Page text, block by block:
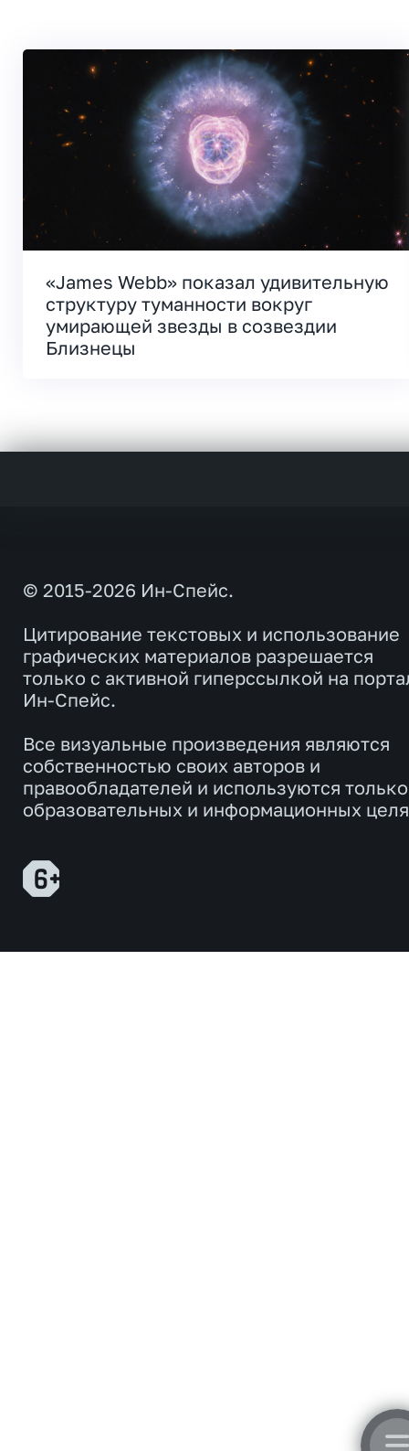
«James Webb» показал удивительную
структуру туманности вокруг
умирающей звезды в созвездии
Близнецы
© 2015-2026 Ин-Спейс.
Цитирование текстовых и использование
графических материалов разрешается
только с активной гиперссылкой на
Ин-Спейс.
Все визуальные произведения являются
собственностью своих авторов и
правообладателей и используются
образовательных и информационных